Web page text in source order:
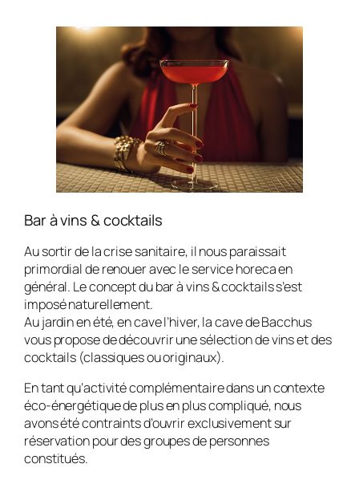
Bar à vins & cocktails
Au sortir de la crise sanitaire, il nous paraissait
primordial de renouer avec le service horeca en
général. Le concept du bar à vins & cocktails s’est
imposé naturellement.
Au jardin en été, en cave l’hiver, la cave de Bacchus
vous propose de découvrir une sélection de vins et des
cocktails (classiques ou originaux).
En tant qu’activité complémentaire dans un contexte
éco-énergétique de plus en plus compliqué, nous
avons été contraints d’ouvrir exclusivement sur
réservation pour des groupes de personnes
constitués.